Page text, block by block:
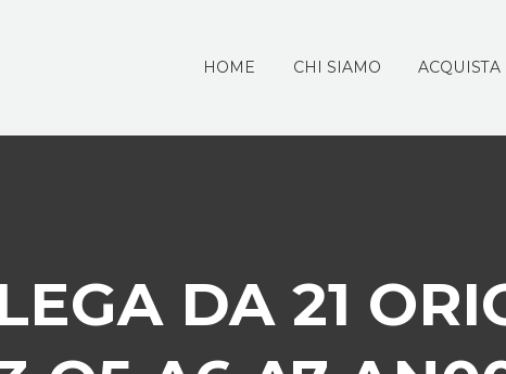
HOME CHI SIAMO ACQUISTA
DA 21